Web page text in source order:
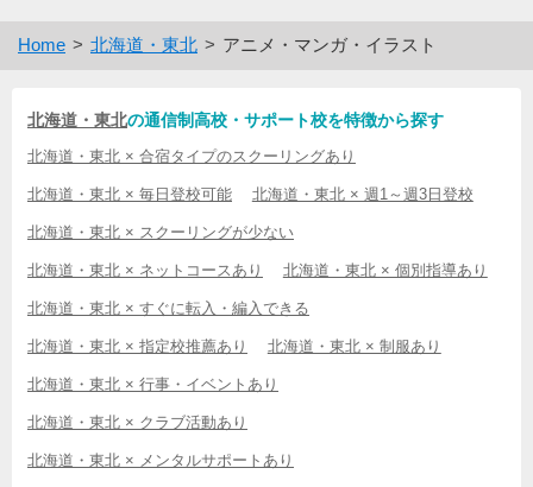
Home 北海道・東北 アニメ・マンガ・イラスト
北海道・東北の通信制高校・サポート校を特徴から探す
北海道・東北 × 合宿タイプのスクーリングあり
北海道・東北 × 毎日登校可能 北海道・東北 × 週1～週3日登校
北海道・東北 × スクーリングが少ない
北海道・東北 × ネットコースあり 北海道・東北 × 個別指導あり
北海道・東北 × すぐに転入・編入できる
北海道・東北 × 指定校推薦あり 北海道・東北 × 制服あり
北海道・東北 × 行事・イベントあり
北海道・東北 × クラブ活動あり
北海道・東北 × メンタルサポートあり